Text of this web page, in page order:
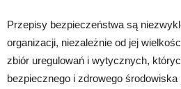
Przepisy bezpieczeństwa są
organizacji, niezależnie od jej
zbiór uregulowań i wytycznych,
bezpiecznego i zdrowego